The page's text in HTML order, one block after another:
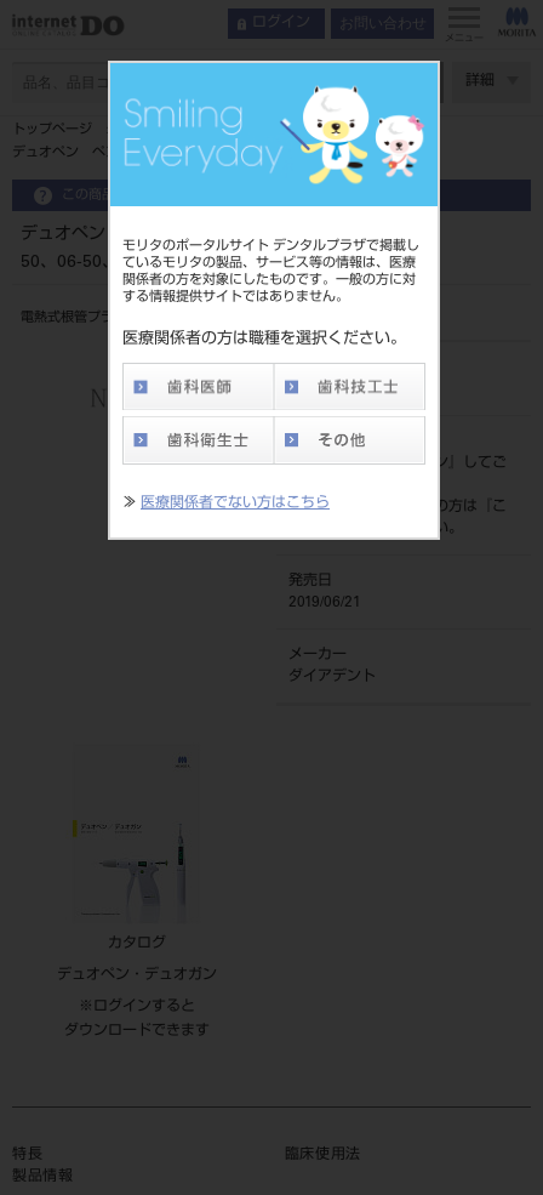
モリタのポータルサイト デンタルプラザで掲載し
ているモリタの製品、サービス等の情報は、医療
関係者の方を対象にしたものです。一般の方に対
する情報提供サイトではありません。
医療関係者の方は職種を選択ください。
≫ 医療関係者でない方はこちら
ログイン お問い合わせ
メニュー
詳細
トップページ
デュオペン ペンチップ 1入（04-40、04-45、04-50、06-50、08-55）
この商品に関するお問い合わせ
デュオペン ペンチップ 1入（04-40、04-45、04-
50、06-50、08-55）
電熱式根管プラガ
品目コード
206300401
標準価格
価格の確認は『ログイン
』してご
ネット会員登録がまだの方は『
こ
』より登録ください。
発売日
2019/06/21
メーカー
ダイアデント
カタログ
デュオペン・デュオガン
※ログインすると
ダウンロードできます
特長
臨床使用法
製品情報
インデックス 臨床使用法
臨床使用法